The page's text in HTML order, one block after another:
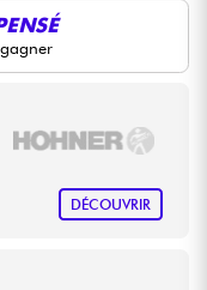
DÉCOUVRIR